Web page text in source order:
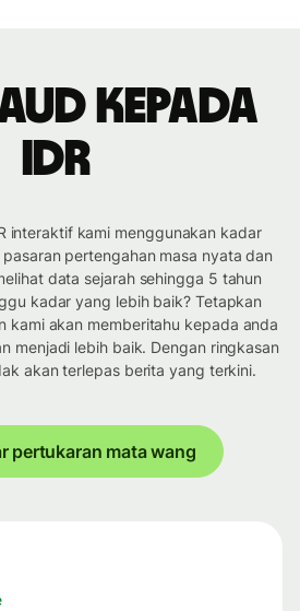
kepada
IDR
interaktif kami menggunakan kadar
pertengahan masa nyata dan
data sejarah sehingga 5 tahun
kadar yang lebih baik? Tetapkan
kami akan memberitahu kepada anda
menjadi lebih baik. Dengan ringkasan
akan terlepas berita yang terkini.
pertukaran mata wang